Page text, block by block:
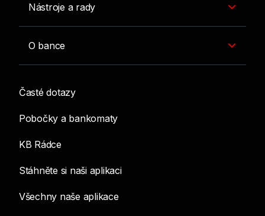
Nástroje a rady
O bance
Časté dotazy
Pobočky a bankomaty
KB Rádce
Stáhněte si naši aplikaci
Všechny naše aplikace